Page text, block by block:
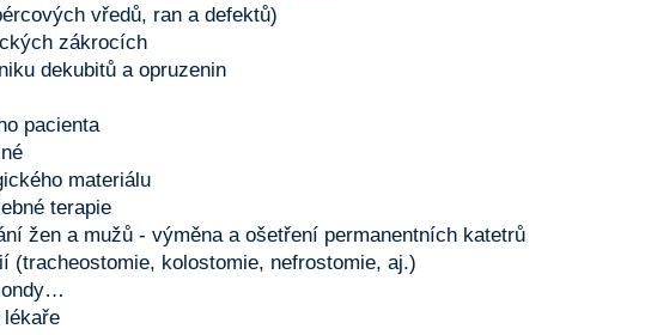
vředů, ran a defektů)
zákrocích
dekubitů a opruzenin
pacienta
materiálu
terapie
žen a mužů - výměna a ošetření permanentních katetrů
(tracheostomie, kolostomie, nefrostomie, aj.)